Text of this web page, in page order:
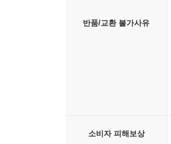
반품/교환 불가사유
소비자 피해보상